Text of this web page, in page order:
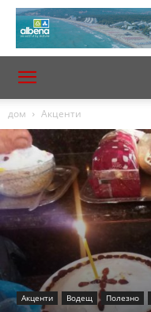
дом Акценти
Акценти Водещ Полезно